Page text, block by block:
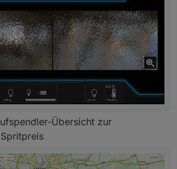
Übersicht zur